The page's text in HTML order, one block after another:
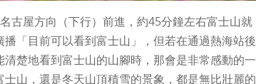
古屋方向（下行）前進，約45分鐘左右富士山就
「目前可以看到富士山」，但若在通過熱海站後
楚地看到富士山的山腳時，那會是非常感動的一
山，還是冬天山頂積雪的景象，都是無比壯麗的